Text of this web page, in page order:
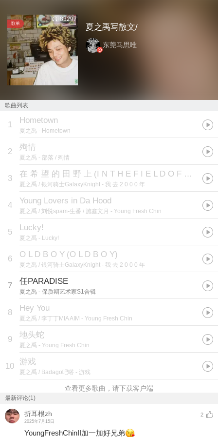
歌单
83297
夏之禹写散文/
东莞马思唯
歌曲列表
1 Hometown
夏之禹 - Hometown
2 殉情
夏之禹 - 部落 / 殉情
3 在 希 望 的 田 野 上 (I N T H E F I E L D O F H O P E
夏之禹 / 银河骑士GalaxyKnight - 我 去 2 0 0 0 年
4 Young Lovers in Da Hood
夏之禹 / 刘悦spam-生番 / 施鑫文月 - Young Fresh Chin
5 Lucky!
夏之禹 - Lucky!
6 O L D B O Y (O L D B O Y)
夏之禹 / 银河骑士GalaxyKnight - 我 去 2 0 0 0 年
7 任PARADISE
夏之禹 - 保质期艺术家S1合辑
8 Hey You
夏之禹 / 李丁丁MIA AIM - Young Fresh Chin
9 地头蛇
夏之禹 - Young Fresh Chin
10 游戏
夏之禹 / Badago吧嗒 - 游戏
查看更多歌曲，请下载客户端
最新评论(1)
折耳根zh
2025年7月15日
2
YoungFreshChinII加一加好兄弟